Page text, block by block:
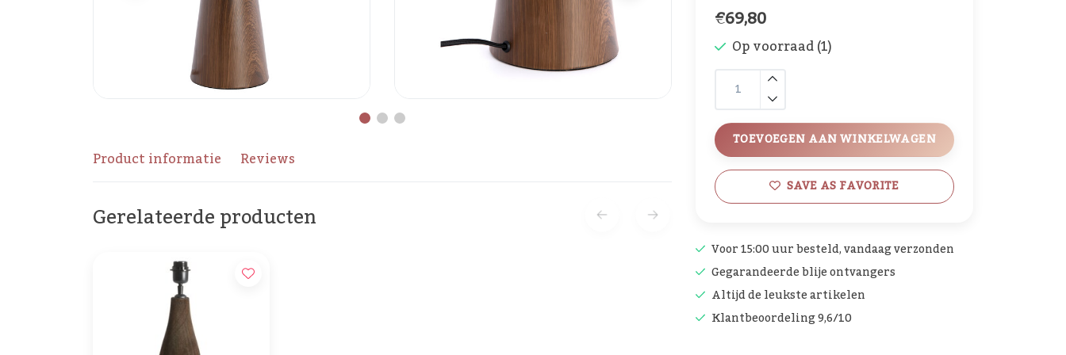
€69,80
Op voorraad (1)
TOEVOEGEN AAN WINKELWAGEN
SAVE AS FAVORITE
Voor 15:00 uur besteld, vandaag verzonden
Gegarandeerde blije ontvangers
Altijd de leukste artikelen
Klantbeoordeling 9,6/10
Product informatie Reviews
Gerelateerde producten